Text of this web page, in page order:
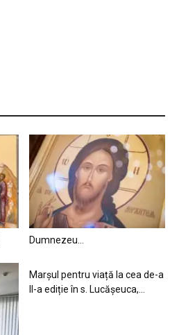
Dumnezeu…
Marșul pentru viață la cea de-a
II-a ediție în s. Lucășeuca,...